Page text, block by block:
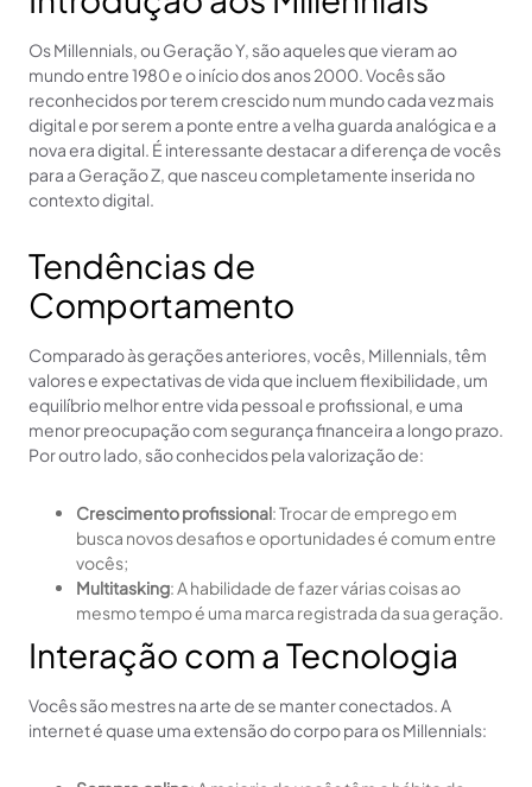
Os Millennials, ou Geração Y, são aqueles que vieram ao
mundo entre 1980 e o início dos anos 2000. Vocês são
reconhecidos por terem crescido num mundo cada vez mais
digital e por serem a ponte entre a velha guarda analógica e a
nova era digital. É interessante destacar a diferença de vocês
para a Geração Z, que nasceu completamente inserida no
contexto digital.
Tendências de
Comportamento
Comparado às gerações anteriores, vocês, Millennials, têm
valores e expectativas de vida que incluem flexibilidade, um
equilíbrio melhor entre vida pessoal e profissional, e uma
menor preocupação com segurança financeira a longo prazo.
Por outro lado, são conhecidos pela valorização de:
Crescimento profissional: Trocar de emprego em
busca novos desafios e oportunidades é comum entre
vocês;
Multitasking: A habilidade de fazer várias coisas ao
mesmo tempo é uma marca registrada da sua geração.
Interação com a Tecnologia
Vocês são mestres na arte de se manter conectados. A
internet é quase uma extensão do corpo para os Millennials: